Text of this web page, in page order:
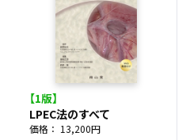
【1版】
LPEC法のすべて
価格： 13,200円